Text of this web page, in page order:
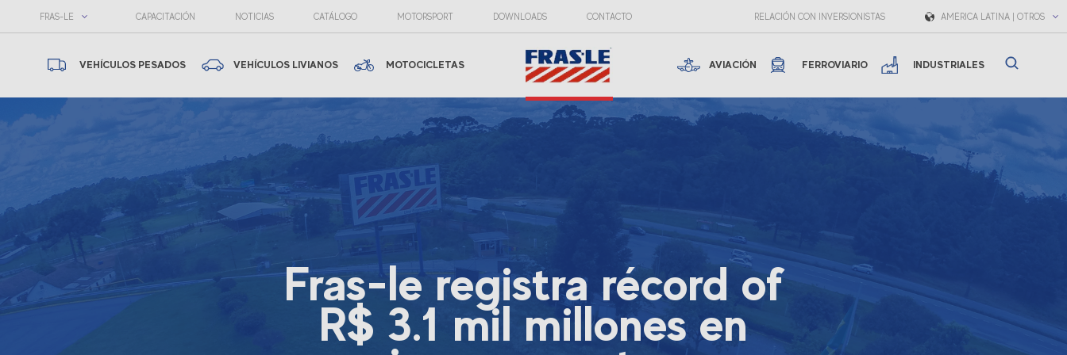
FRAS-LE CAPACITACIÓN NOTICIAS CATÁLOGO MOTORSPORT DOWNLOADS CONTACTO RELACIÓN CON INVERSIONISTAS AMÉRICA LATINA | OTROS
VEHÍCULOS PESADOS VEHÍCULOS LIVIANOS MOTOCICLETAS AVIACIÓN FERROVIARIO INDUSTRIALES
Fras-le registra récord of
R$ 3.1 mil millones en